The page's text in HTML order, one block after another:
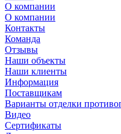
О компании
О компании
Контакты
Команда
Отзывы
Наши объекты
Наши клиенты
Информация
Поставщикам
Варианты отделки
Видео
Сертификаты